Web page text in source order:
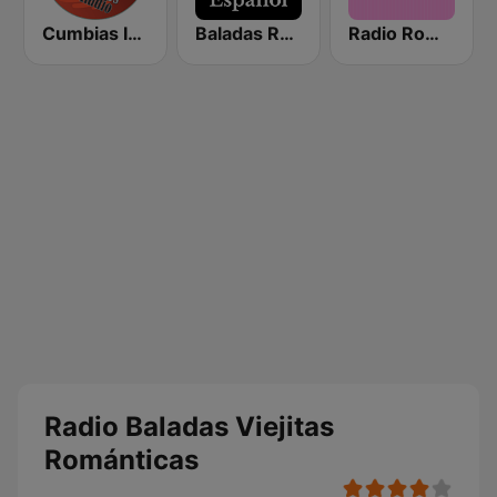
Cumbias Inmortales Radio Baladas Románticas en Español Radio Romántica México
Radio Baladas Viejitas
Románticas